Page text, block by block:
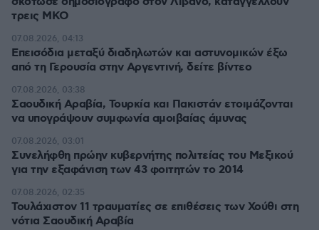
τρεις ΜΚΟ
Επεισόδια μεταξύ διαδηλωτών και αστυνομικών έξω
από τη Γερουσία στην Αργεντινή, δείτε βίντεο
07.08.2026, 04:13
Σαουδική Αραβία, Τουρκία και Πακιστάν ετοιμάζονται
να υπογράψουν συμφωνία αμοιβαίας άμυνας
07.08.2026, 03:38
Συνελήφθη πρώην κυβερνήτης πολιτείας του Μεξικού
για την εξαφάνιση των 43 φοιτητών το 2014
07.08.2026, 03:01
Τουλάχιστον 11 τραυματίες σε επιθέσεις των Χούθι στη
νότια Σαουδική Αραβία
07.08.2026, 02:35